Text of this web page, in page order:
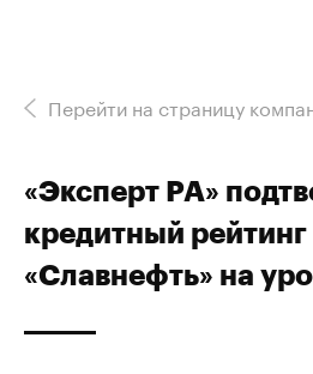
Перейти на страницу
«Эксперт РА»
кредитный
«Славнефть» на